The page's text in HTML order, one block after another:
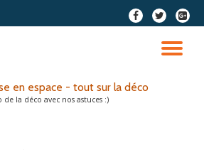
fa-
facebook
fa-
twitter
fa-
plus-
en espace - tout sur la déco
la déco avec nos astuces :)